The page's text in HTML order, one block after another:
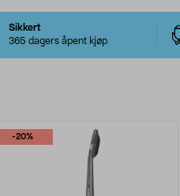
Sikkert
365 dagers åpent kjøp
-20%